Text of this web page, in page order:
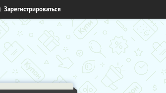
Зарегистрироваться